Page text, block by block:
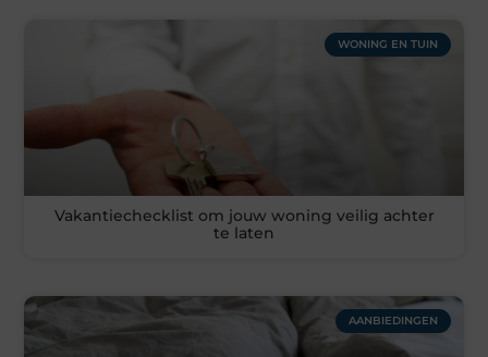
WONING EN TUIN
Vakantiechecklist om jouw woning veilig achter
te laten
AANBIEDINGEN